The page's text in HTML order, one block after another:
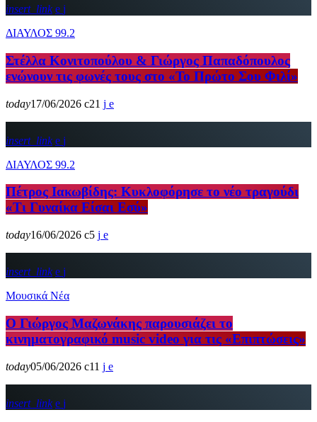
insert_link
ΔΙΑΥΛΟΣ 99.2
Στέλλα Κονιτοπούλου & Γιώργος Παπαδόπουλος
ενώνουν τις φωνές τους στο «Το Πρώτο Σου Φιλί»
today17/06/2026 21
insert_link
ΔΙΑΥΛΟΣ 99.2
Πέτρος Ιακωβίδης: Κυκλοφόρησε το νέο τραγούδι
«Τι Γυναίκα Είσαι Εσύ»
today16/06/2026 5
insert_link
Μουσικά Νέα
Ο Γιώργος Μαζωνάκης παρουσιάζει το
κινηματογραφικό music video για τις «Επιπτώσεις»
today05/06/2026 11
insert_link